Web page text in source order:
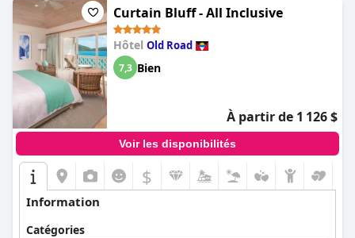
Curtain Bluff - All Inclusive
Hôtel Old Road
7,3 Bien
À partir de 1 126 $
Voir les disponibilités
$
Information
Catégories